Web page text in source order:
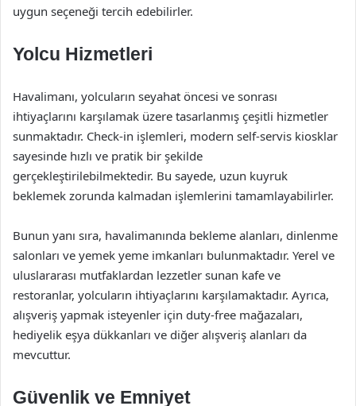
uygun seçeneği tercih edebilirler.
Yolcu Hizmetleri
Havalimanı, yolcuların seyahat öncesi ve sonrası
ihtiyaçlarını karşılamak üzere tasarlanmış çeşitli hizmetler
sunmaktadır. Check-in işlemleri, modern self-servis kiosklar
sayesinde hızlı ve pratik bir şekilde
gerçekleştirilebilmektedir. Bu sayede, uzun kuyruk
beklemek zorunda kalmadan işlemlerini tamamlayabilirler.
Bunun yanı sıra, havalimanında bekleme alanları, dinlenme
salonları ve yemek yeme imkanları bulunmaktadır. Yerel ve
uluslararası mutfaklardan lezzetler sunan kafe ve
restoranlar, yolcuların ihtiyaçlarını karşılamaktadır. Ayrıca,
alışveriş yapmak isteyenler için duty-free mağazaları,
hediyelik eşya dükkanları ve diğer alışveriş alanları da
mevcuttur.
Güvenlik ve Emniyet